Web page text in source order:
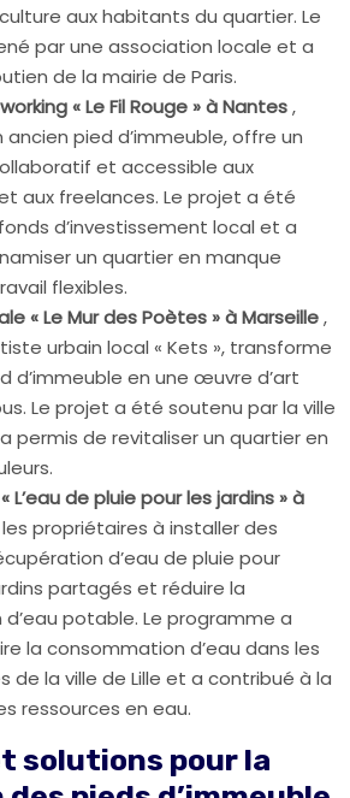
aux habitants du quartier. Le
par une association locale et a
de la mairie de Paris.
« Le Fil Rouge » à Nantes,
ancien pied d’immeuble, offre un
et accessible aux
aux freelances. Le projet a été
d’investissement local et a
un quartier en manque
flexibles.
« Le Mur des Poètes » à Marseille,
urbain local « Kets », transforme
d’immeuble en une œuvre d’art
Le projet a été soutenu par la ville
permis de revitaliser un quartier en
L’eau de pluie pour les jardins » à
propriétaires à installer des
d’eau de pluie pour
partagés et réduire la
potable. Le programme a
la consommation d’eau dans les
de la ville de Lille et a contribué à la
ressources en eau.
solutions pour la